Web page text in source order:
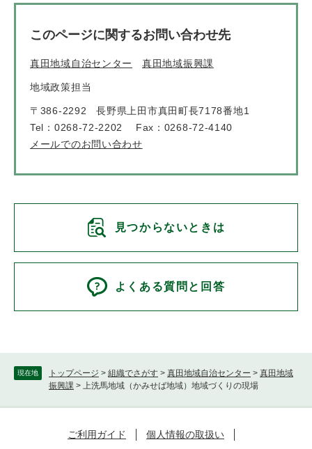
現在地 トップページ > 組織でさがす > 真田地域自治センター > 真田地域
振興課 > 上洗馬地域（かみせば地域）地域づくりの現場
このページに関するお問い合わせ先
真田地域自治センター 真田地域振興課
地域政策担当
〒386-2292
長野県上田市真田町長7178番地1
Tel：0268-72-2202
Fax：0268-72-4140
メールでのお問い合わせ
見つからないときは
よくある質問と回答
ご利用ガイド
個人情報の取扱い